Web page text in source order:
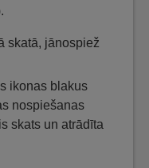
skatā, jānospiež
ikonas blakus
nospiešanas
skats un atrādīta